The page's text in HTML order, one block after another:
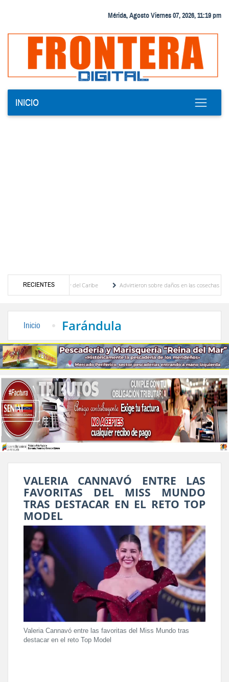
Mérida, Agosto Viernes 07, 2026, 11:19 pm
INICIO
RECIENTESy del Caribe
Advirtieron sobre daños en las cosechas de los
Inicio Farándula
VALERIA CANNAVÓ ENTRE LAS
FAVORITAS DEL MISS MUNDO
TRAS DESTACAR EN EL RETO TOP
MODEL
Valeria Cannavó entre las favoritas del Miss Mundo tras
destacar en el reto Top Model